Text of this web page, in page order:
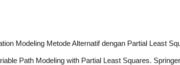
Modeling Metode Alternatif dengan Partial Least
Path Modeling with Partial Least Squares.